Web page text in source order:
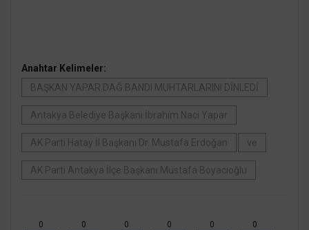
Anahtar Kelimeler:
BAŞKAN YAPAR DAĞ BANDI MUHTARLARINI DİNLEDİ
Antakya Belediye Başkanı İbrahim Naci Yapar
AK Parti Hatay İl Başkanı Dr. Mustafa Erdoğan ve
AK Parti Antakya İlçe Başkanı Mustafa Boyacıoğlu
0 0 0 0 0 0